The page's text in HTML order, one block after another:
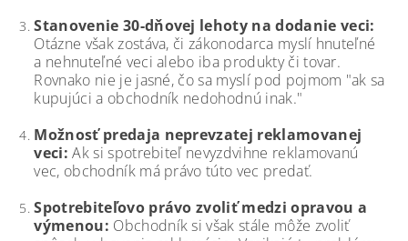
Stanovenie 30-dňovej lehoty na dodanie veci:
Otázne však zostáva, či zákonodarca myslí hnuteľné
a nehnuteľné veci alebo iba produkty či tovar.
Rovnako nie je jasné, čo sa myslí pod pojmom "ak sa
kupujúci a obchodník nedohodnú inak."
Možnosť predaja neprevzatej reklamovanej
veci: Ak si spotrebiteľ nevyzdvihne reklamovanú
vec, obchodník má právo túto vec predať.
Spotrebiteľovo právo zvoliť medzi opravou a
výmenou: Obchodník si však stále môže zvoliť